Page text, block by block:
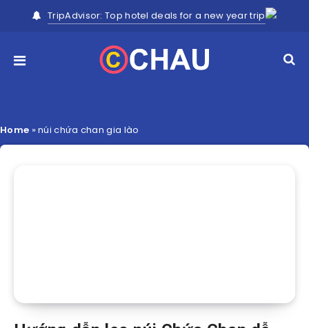
TripAdvisor: Top hotel deals for a new year trip
Home »núi chứa chan gia lào